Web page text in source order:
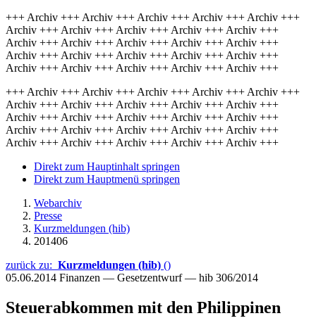
+++ Archiv +++ Archiv +++ Archiv +++ Archiv +++ Archiv +++
Archiv +++ Archiv +++ Archiv +++ Archiv +++ Archiv +++
Archiv +++ Archiv +++ Archiv +++ Archiv +++ Archiv +++
Archiv +++ Archiv +++ Archiv +++ Archiv +++ Archiv +++
Archiv +++ Archiv +++ Archiv +++ Archiv +++ Archiv +++
+++ Archiv +++ Archiv +++ Archiv +++ Archiv +++ Archiv +++
Archiv +++ Archiv +++ Archiv +++ Archiv +++ Archiv +++
Archiv +++ Archiv +++ Archiv +++ Archiv +++ Archiv +++
Archiv +++ Archiv +++ Archiv +++ Archiv +++ Archiv +++
Archiv +++ Archiv +++ Archiv +++ Archiv +++ Archiv +++
Direkt zum Hauptinhalt springen
Direkt zum Hauptmenü springen
Webarchiv
Presse
Kurzmeldungen (hib)
201406
zurück zu: Kurzmeldungen (hib) ()
05.06.2014 Finanzen — Gesetzentwurf — hib 306/2014
Steuerabkommen mit den Philippinen